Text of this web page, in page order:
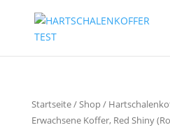
Startseite/Shop/
Erwachsene Koffer, Red Shiny